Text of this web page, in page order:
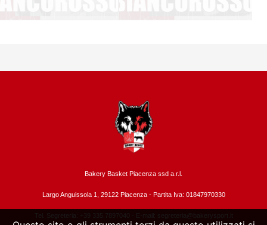
Bakery Basket Piacenza ssd a.r.l.
Largo Anguissola 1, 29122 Piacenza - Partita Iva: 01847970330
Tel. Segreteria: +39 335.7897040 - E-mail: segreteria@bakerysport.it